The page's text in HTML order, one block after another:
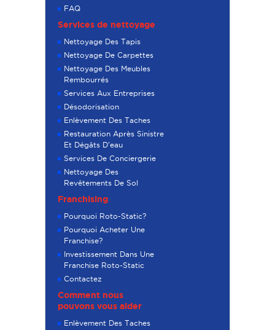
FAQ
Services de nettoyage
Nettoyage Des Tapis
Nettoyage De Carpettes
Nettoyage Des Meubles
Rembourrés
Services Aux Entreprises
Désodorisation
Enlèvement Des Taches
Restauration Après Sinistre
Et Dégâts D’eau
Services De Conciergerie
Nettoyage Des
Revêtements De Sol
Franchising
Pourquoi Roto-Static?
Pourquoi Acheter Une
Franchise?
Investissement Dans Une
Franchise Roto-Static
Contactez
Comment nous
pouvons vous aider
Enlèvement Des Taches